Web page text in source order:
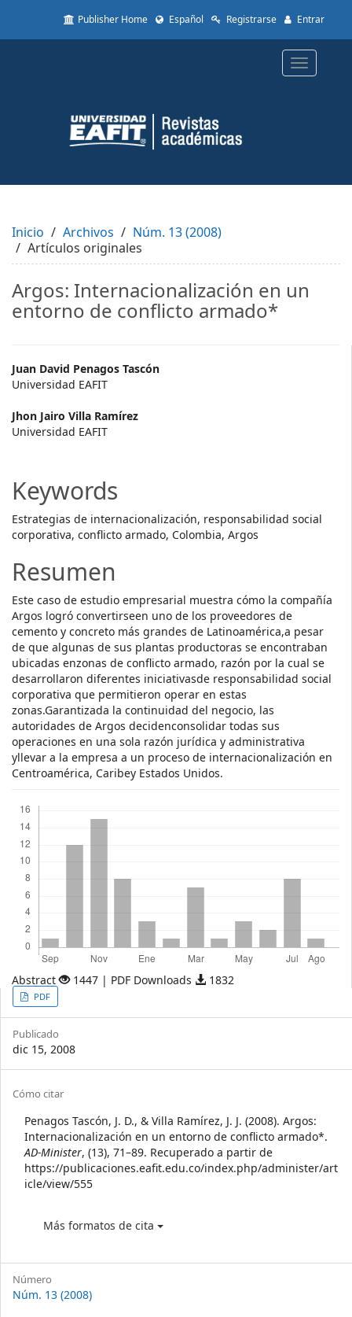
to
Content
Sidebar
Publisher Home Español Registrarse Entrar
Toggle
Inicio Archivos
Núm. 13 (2008)
Artículos originales
Argos: Internacionalización en un
entorno de conflicto armado*
Main
Article
Content
Juan David Penagos Tascón
Universidad EAFIT
Jhon Jairo Villa Ramírez
Universidad EAFIT
Keywords
Estrategias de internacionalización, responsabilidad social
corporativa, conflicto armado, Colombia, Argos
Resumen
Este caso de estudio empresarial muestra cómo la compañía
Argos logró convertirseen uno de los proveedores de
cemento y concreto más grandes de Latinoamérica,a pesar
de que algunas de sus plantas productoras se encontraban
ubicadas enzonas de conflicto armado, razón por la cual se
desarrollaron diferentes iniciativasde responsabilidad social
corporativa que permitieron operar en estas
zonas.Garantizada la continuidad del negocio, las
autoridades de Argos decidenconsolidar todas sus
operaciones en una sola razón jurídica y administrativa
yllevar a la empresa a un proceso de internacionalización en
Centroamérica, Caribey Estados Unidos.
Abstract 1447 | PDF Downloads 1832
Article
Sidebar
PDF
Publicado
dic 15, 2008
Article
Details
Cómo citar
Penagos Tascón, J. D., & Villa Ramírez, J. J. (2008). Argos:
Internacionalización en un entorno de conflicto armado*.
AD-Minister, (13), 71–89. Recuperado a partir de
https://publicaciones.eafit.edu.co/index.php/administer/art
icle/view/555
Más formatos de cita
Número
Núm. 13 (2008)